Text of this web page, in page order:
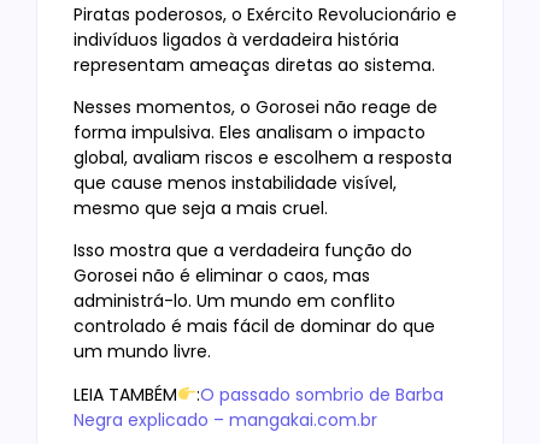
Piratas poderosos, o Exército Revolucionário e
indivíduos ligados à verdadeira história
representam ameaças diretas ao sistema.
Nesses momentos, o Gorosei não reage de
forma impulsiva. Eles analisam o impacto
global, avaliam riscos e escolhem a resposta
que cause menos instabilidade visível,
mesmo que seja a mais cruel.
Isso mostra que a verdadeira função do
Gorosei não é eliminar o caos, mas
administrá-lo. Um mundo em conflito
controlado é mais fácil de dominar do que
um mundo livre.
LEIA TAMBÉM
:O passado sombrio de Barba
Negra explicado – mangakai.com.br